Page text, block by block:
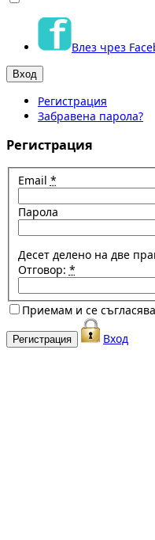
Влез чрез
Регистрация
Забравена парола?
Регистрация
Email *
Парола
Десет делено на две
Отговор: *
Приемам и се
Вход